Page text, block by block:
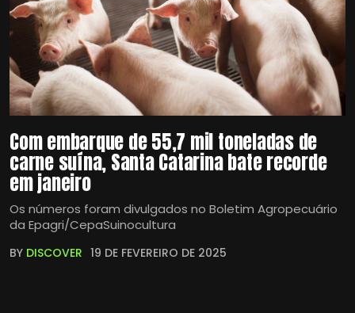
Com embarque de 55,7 mil toneladas de
carne suína, Santa Catarina bate recorde
em janeiro
Os números foram divulgados no Boletim Agropecuário
da Epagri/CepaSuinocultura
BY DISCOVER 19 DE FEVEREIRO DE 2025